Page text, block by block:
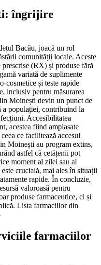
îngrijire
Bacău, joacă un rol
comunității locale. Aceste
(RX) și produse fără
variată de suplimente
cosmetice și teste rapide
inclusiv pentru măsurarea
Moinești devin un punct de
a populației, contribuind la
Accesibilitatea
acestea fiind amplasate
ce facilitează accesul
Moinești au program extins,
astfel că cetățenii pot
moment al zilei sau al
crucială, mai ales în situații
rapide. În concluzie,
valoroasă pentru
produse farmaceutice, ci și
Lista farmaciilor din
farmaciilor